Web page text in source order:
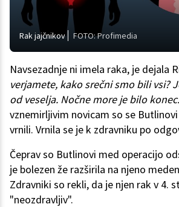
Rak jajčnikov FOTO: Profimedia
Navsezadnje ni imela raka, je dejala
verjamete, kako srečni smo bili vsi?
od veselja. Nočne more je bilo
vznemirljivim novicam so se
vrnili. Vrnila se je k zdravniku po
Čeprav so Butlinovi med operacijo
je bolezen že razširila na njeno
Zdravniki so rekli, da je njen rak v 4.
"neozdravljiv".